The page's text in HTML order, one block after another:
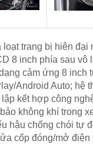
trang bị hiên đại
8 inch phía sau vô
cảm ứng 8 inch
Android Auto; hệ
kết hợp công
không khí trong
hậu chống chói tự
cốp đóng/mở điện